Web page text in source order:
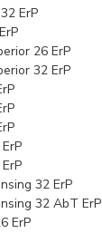
ErP
26 ErP
32 ErP
32 ErP
32 AbT ErP
ErP